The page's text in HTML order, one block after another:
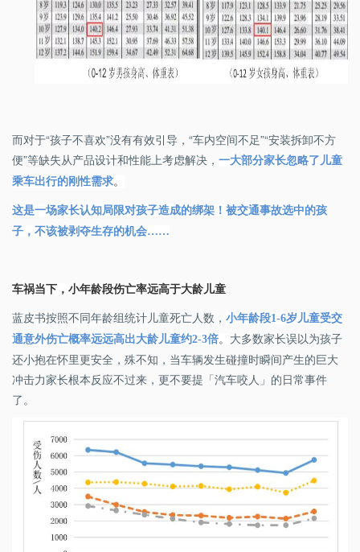
而对于“孩子不喜欢”没有有效引导，“车内空间不足”“安装拆卸不方
便”等缺失从产品设计和性能上考虑解决， 一大部分家长忽略了儿童
乘车出行的刚性需求。
这是一场家长认知局限对孩子造成的绑架！ 被交通事故选中的孩
子，不该被剥夺生存的机会……
车祸当下，小年龄段伤亡率远高于大龄儿童
蓝皮书按照不同年龄组统计儿童死亡人数， 小年龄段1-6岁儿童受交
通意外伤亡概率远远高出大龄儿童约2-3倍。 大多数家长误以为孩子
还小抱在怀里更安全，殊不知，当车辆发生碰撞时瞬间产生的巨大
冲击力家长根本反应不过来，更不要提「汽车咬人」的日常事件
了。